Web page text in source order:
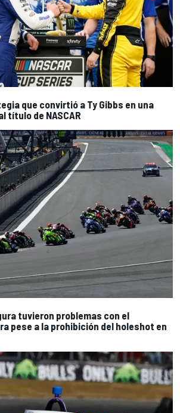
que convirtió a Ty Gibbs en una
título de NASCAR
tuvieron problemas con el
pese a la prohibición del holeshot en